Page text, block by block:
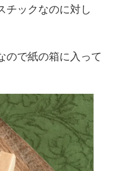
チックなのに対し
ので紙の箱に入って